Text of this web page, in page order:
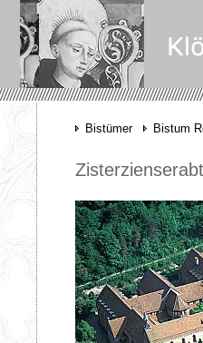
Bistümer Bistum